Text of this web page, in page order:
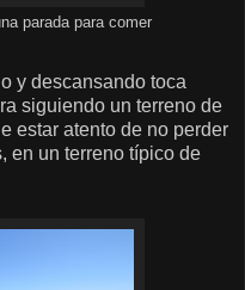
parada para comer
y descansando toca
siguiendo un terreno de
estar atento de no perder
en un terreno típico de